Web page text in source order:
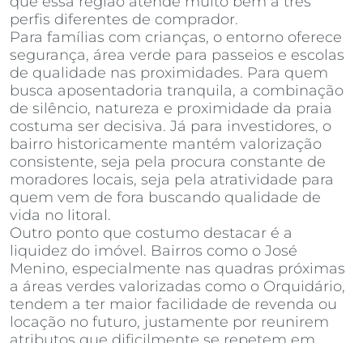
perfis diferentes de comprador.
Para famílias com crianças, o entorno oferece
segurança, área verde para passeios e escolas
de qualidade nas proximidades. Para quem
busca aposentadoria tranquila, a combinação
de silêncio, natureza e proximidade da praia
costuma ser decisiva. Já para investidores, o
bairro historicamente mantém valorização
consistente, seja pela procura constante de
moradores locais, seja pela atratividade para
quem vem de fora buscando qualidade de
vida no litoral.
Outro ponto que costumo destacar é a
liquidez do imóvel. Bairros como o José
Menino, especialmente nas quadras próximas
a áreas verdes valorizadas como o Orquidário,
tendem a ter maior facilidade de revenda ou
locação no futuro, justamente por reunirem